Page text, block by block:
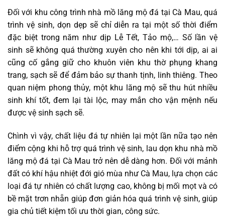
Đối với khu công trình nhà mồ lăng mộ đá tại Cà Mau, quá
trình vệ sinh, dọn dẹp sẽ chỉ diễn ra tại một số thời điểm
đặc biệt trong năm như dịp Lễ Tết, Tảo mộ,… Số lần vệ
sinh sẽ không quá thường xuyên cho nên khi tới dịp, ai ai
cũng cố gắng giữ cho khuôn viên khu thờ phụng khang
trang, sạch sẽ để đảm bảo sự thanh tịnh, linh thiêng. Theo
quan niệm phong thủy, một khu lăng mộ sẽ thu hút nhiều
sinh khí tốt, đem lại tài lộc, may mắn cho vận mệnh nếu
được vệ sinh sạch sẽ.
Chình vì vậy, chất liệu đá tự nhiên lại một lần nữa tạo nên
điểm cộng khi hỗ trợ quá trình vệ sinh, lau dọn khu nhà mồ
lăng mộ đá tại Cà Mau trở nên dễ dàng hơn. Đối với mảnh
đất có khí hậu nhiệt đới gió mùa như Cà Mau, lựa chọn các
loại đá tự nhiên có chất lượng cao, không bị mối mọt và có
bề mặt trơn nhẵn giúp đơn giản hóa quá trình vệ sinh, giúp
gia chủ tiết kiệm tối ưu thời gian, công sức.